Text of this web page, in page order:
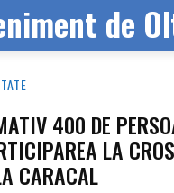
de
400 DE
LA
CARACAL